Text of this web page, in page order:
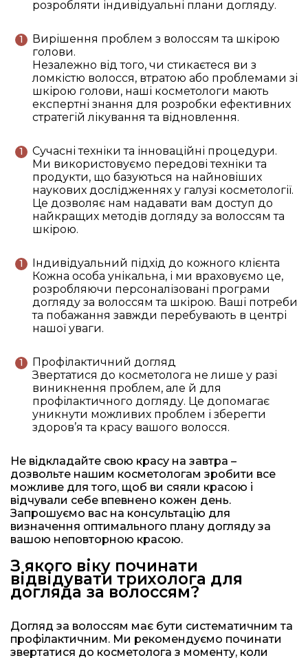
розробляти індивідуальні плани догляду.
Вирішення проблем з волоссям та шкірою
голови.
Незалежно від того, чи стикаєтеся ви з
ломкістю волосся, втратою або проблемами зі
шкірою голови, наші косметологи мають
експертні знання для розробки ефективних
стратегій лікування та відновлення.
Сучасні техніки та інноваційні процедури.
Ми використовуємо передові техніки та
продукти, що базуються на найновіших
наукових дослідженнях у галузі косметології.
Це дозволяє нам надавати вам доступ до
найкращих методів догляду за волоссям та
шкірою.
Індивідуальний підхід до кожного клієнта
Кожна особа унікальна, і ми враховуємо це,
розробляючи персоналізовані програми
догляду за волоссям та шкірою. Ваші потреби
та побажання завжди перебувають в центрі
нашої уваги.
Профілактичний догляд
Звертатися до косметолога не лише у разі
виникнення проблем, але й для
профілактичного догляду. Це допомагає
уникнути можливих проблем і зберегти
здоров’я та красу вашого волосся.
Не відкладайте свою красу на завтра –
дозвольте нашим косметологам зробити все
можливе для того, щоб ви сяяли красою і
відчували себе впевнено кожен день.
Запрошуємо вас на консультацію для
визначення оптимального плану догляду за
вашою неповторною красою.
З якого віку починати
відвідувати трихолога для
догляда за волоссям?
Догляд за волоссям має бути систематичним та
профілактичним. Ми рекомендуємо починати
звертатися до косметолога з моменту, коли